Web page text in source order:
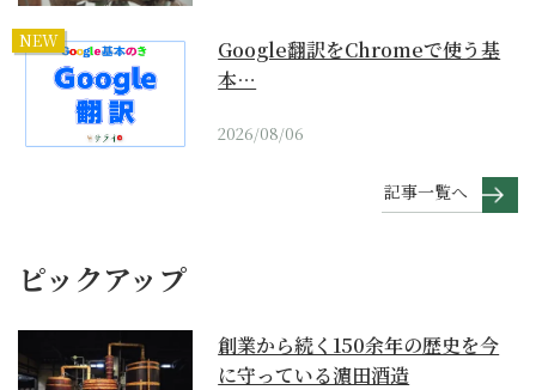
NEW
Google翻訳をChromeで使う基
本…
2026/08/06
記事一覧へ
ピックアップ
創業から続く150余年の歴史を今
に守っている濵田酒造